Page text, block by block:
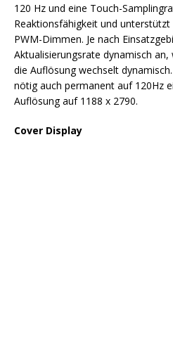
120 Hz und eine Touch-
Reaktionsfähigkeit und
PWM-Dimmen. Je nach
Aktualisierungsrate dynamisch an,
die Auflösung wechselt
nötig auch permanent auf 120Hz
Auflösung auf 1188 x 2790.
Cover Display